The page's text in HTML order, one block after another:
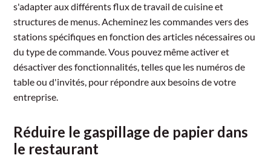
s'adapter aux différents flux de travail de cuisine et
structures de menus. Acheminez les commandes vers des
stations spécifiques en fonction des articles nécessaires ou
du type de commande. Vous pouvez même activer et
désactiver des fonctionnalités, telles que les numéros de
table ou d'invités, pour répondre aux besoins de votre
entreprise.
Réduire le gaspillage de papier dans
le restaurant